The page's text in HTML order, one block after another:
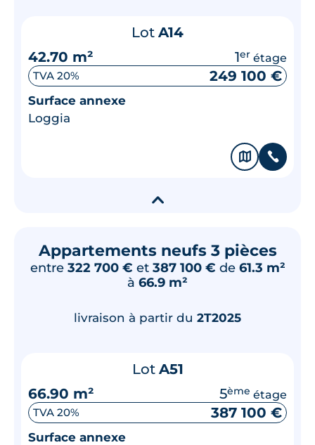
Lot A14
42.70 m²
1er étage
TVA 20% 249 100 €
Surface annexe
Loggia
🗞 📞
▾
Appartements neufs 3 pièces
entre 322 700 € et 387 100 € de 61.3 m²
à 66.9 m²
livraison à partir du 2T2025
Lot A51
66.90 m²
5ème étage
TVA 20% 387 100 €
Surface annexe